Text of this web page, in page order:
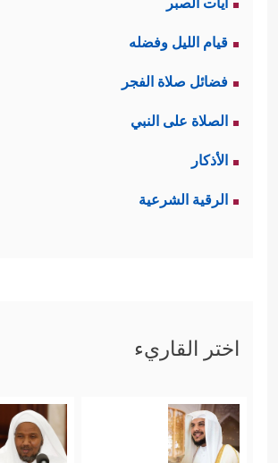
قيام الليل وفضله
فضائل صلاة الفجر
الصلاة على النبي
الأذكار
الرقية الشرعية
اختر القاريء